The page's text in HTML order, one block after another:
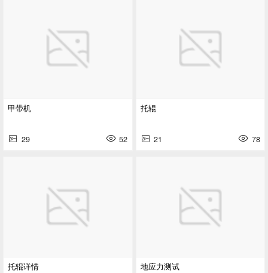
甲带机
29 52
托辊
21 78
托辊详情 地应力测试